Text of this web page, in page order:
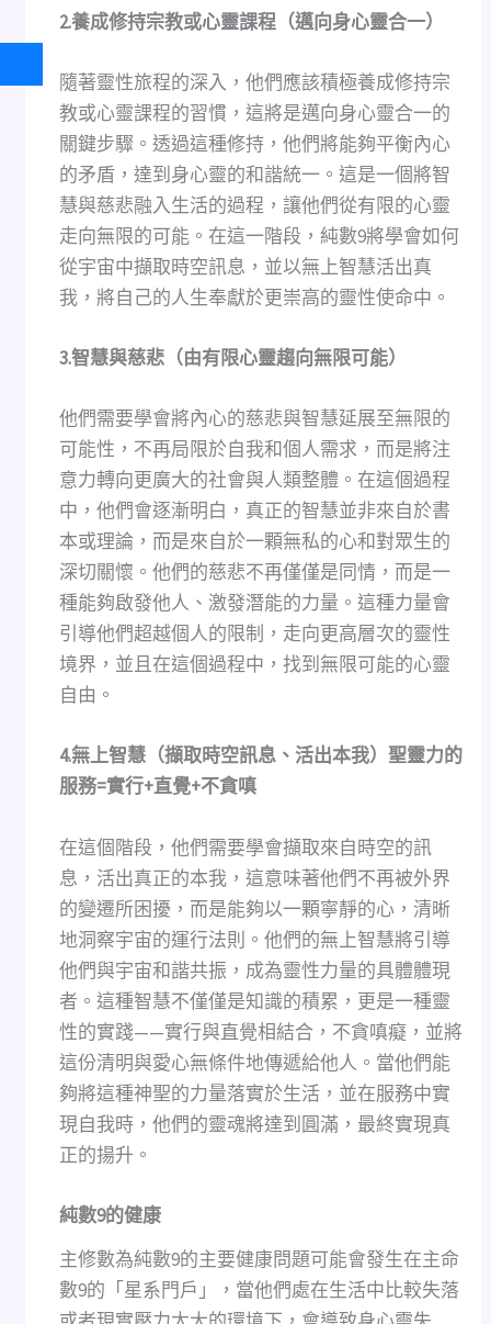
2.養成修持宗教或心靈課程（邁向身心靈合一）
隨著靈性旅程的深入，他們應該積極養成修持宗
教或心靈課程的習慣，這將是邁向身心靈合一的
關鍵步驟。透過這種修持，他們將能夠平衡內心
的矛盾，達到身心靈的和諧統一。這是一個將智
慧與慈悲融入生活的過程，讓他們從有限的心靈
走向無限的可能。在這一階段，純數9將學會如何
從宇宙中擷取時空訊息，並以無上智慧活出真
我，將自己的人生奉獻於更崇高的靈性使命中。
3.智慧與慈悲（由有限心靈趨向無限可能）
他們需要學會將內心的慈悲與智慧延展至無限的
可能性，不再局限於自我和個人需求，而是將注
意力轉向更廣大的社會與人類整體。在這個過程
中，他們會逐漸明白，真正的智慧並非來自於書
本或理論，而是來自於一顆無私的心和對眾生的
深切關懷。他們的慈悲不再僅僅是同情，而是一
種能夠啟發他人、激發潛能的力量。這種力量會
引導他們超越個人的限制，走向更高層次的靈性
境界，並且在這個過程中，找到無限可能的心靈
自由。
4.無上智慧（擷取時空訊息、活出本我）聖靈力的
服務=實行+直覺+不貪嗔
在這個階段，他們需要學會擷取來自時空的訊
息，活出真正的本我，這意味著他們不再被外界
的變遷所困擾，而是能夠以一顆寧靜的心，清晰
地洞察宇宙的運行法則。他們的無上智慧將引導
他們與宇宙和諧共振，成為靈性力量的具體體現
者。這種智慧不僅僅是知識的積累，更是一種靈
性的實踐——實行與直覺相結合，不貪嗔癡，並將
這份清明與愛心無條件地傳遞給他人。當他們能
夠將這種神聖的力量落實於生活，並在服務中實
現自我時，他們的靈魂將達到圓滿，最終實現真
正的揚升。
純數9的健康
主修數為純數9的主要健康問題可能會發生在主命
數9的「星系門戶」，當他們處在生活中比較失落